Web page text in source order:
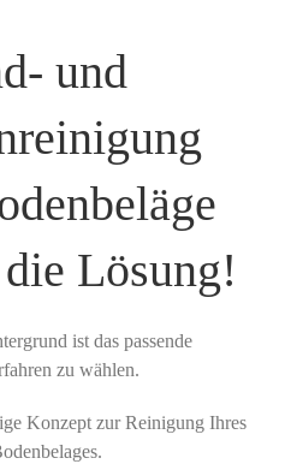
und
Lösung!
ist das passende
zu wählen.
Konzept zur Reinigung Ihres